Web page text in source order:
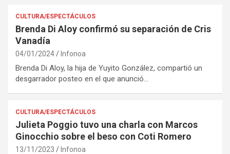
CULTURA/ESPECTÁCULOS
Brenda Di Aloy confirmó su separación de Cris
Vanadía
04/01/2024 Infonoa
Brenda Di Aloy, la hija de Yuyito González, compartió un
desgarrador posteo en el que anunció…
CULTURA/ESPECTÁCULOS
Julieta Poggio tuvo una charla con Marcos
Ginocchio sobre el beso con Coti Romero
13/11/2023 Infonoa